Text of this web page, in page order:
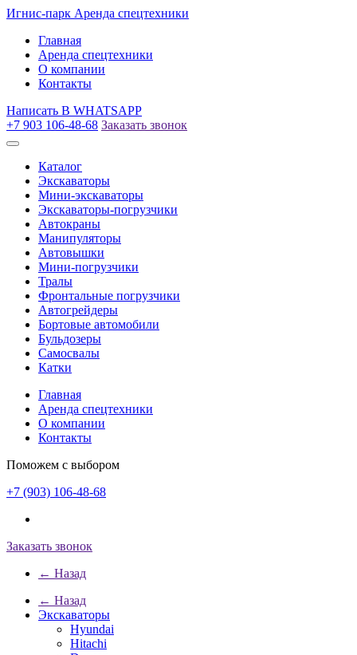
Игнис-парк Аренда спецтехники
Главная
Аренда спецтехники
О компании
Контакты
Написать В WHATSAPP
+7 903 106-48-68 Заказать звонок
Каталог
Экскаваторы
Мини-экскаваторы
Экскаваторы-погрузчики
Автокраны
Манипуляторы
Автовышки
Мини-погрузчики
Тралы
Фронтальные погрузчики
Автогрейдеры
Бортовые автомобили
Бульдозеры
Самосвалы
Катки
Главная
Аренда спецтехники
О компании
Контакты
Поможем с выбором
+7 (903) 106-48-68
Заказать звонок
← Назад
← Назад
Экскаваторы
Hyundai
Hitachi